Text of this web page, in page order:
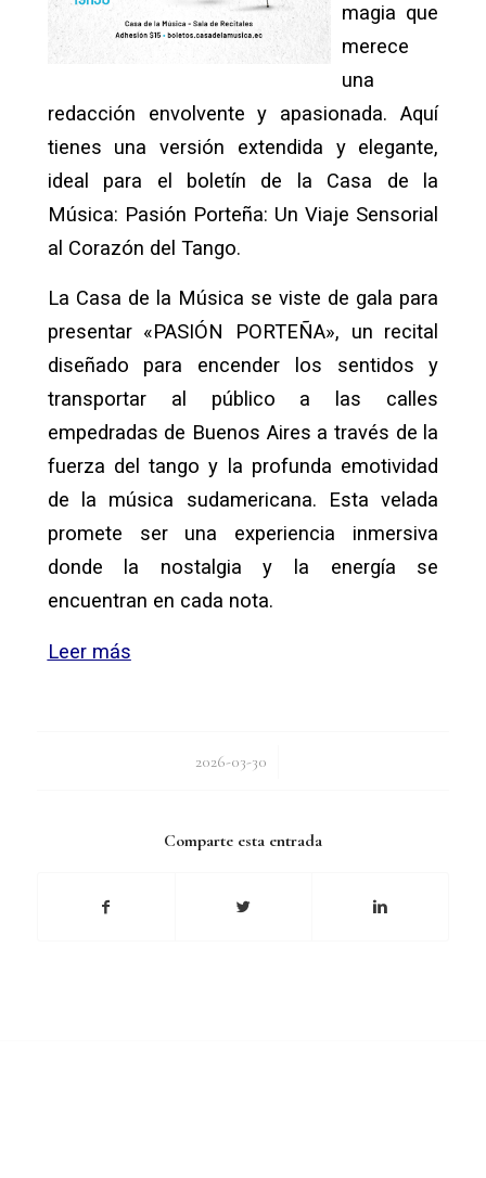
magia que
merece
una
redacción envolvente y apasionada. Aquí
tienes una versión extendida y elegante,
ideal para el boletín de la Casa de la
Música: Pasión Porteña: Un Viaje Sensorial
al Corazón del Tango.
La Casa de la Música se viste de gala para
presentar «PASIÓN PORTEÑA», un recital
diseñado para encender los sentidos y
transportar al público a las calles
empedradas de Buenos Aires a través de la
fuerza del tango y la profunda emotividad
de la música sudamericana. Esta velada
promete ser una experiencia inmersiva
donde la nostalgia y la energía se
encuentran en cada nota.
Leer más
2026-03-30
/
Comparte esta entrada